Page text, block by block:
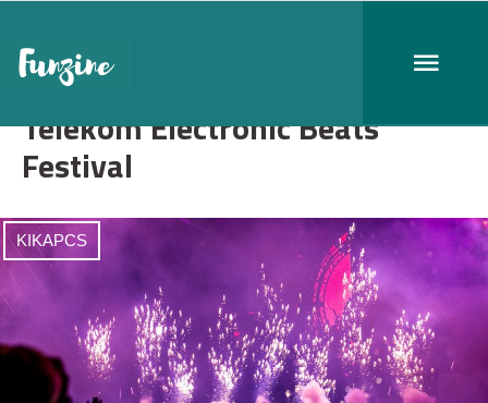
Telekom Electronic Beats
Festival
KIKAPCS